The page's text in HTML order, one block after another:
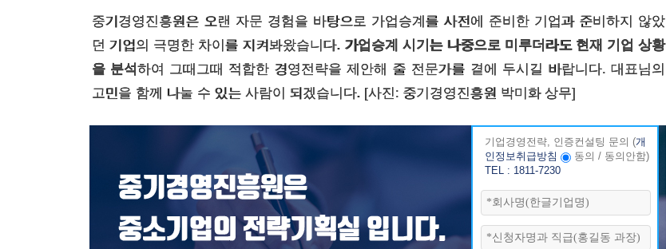
중기경영진흥원은 오랜 자문 경험을 바탕으로 가업승계를 사전에 준비한 기업과 준비하지 않았
던 기업의 극명한 차이를 지켜봐왔습니다. 가업승계 시기는 나중으로 미루더라도 현재 기업 상황
을 분석 하여 그때그때 적합한 경영전략을 제안해 줄 전문가를 곁에 두시길 바랍니다. 대표님의
고민을 함께 나눌 수 있는 사람이 되겠습니다. [사진: 중기경영진흥원 박미화 상무]
기업경영전략, 인증컨설팅 문의 (개
인정보취급방침
동의 / 동의안함)
TEL : 1811-7230